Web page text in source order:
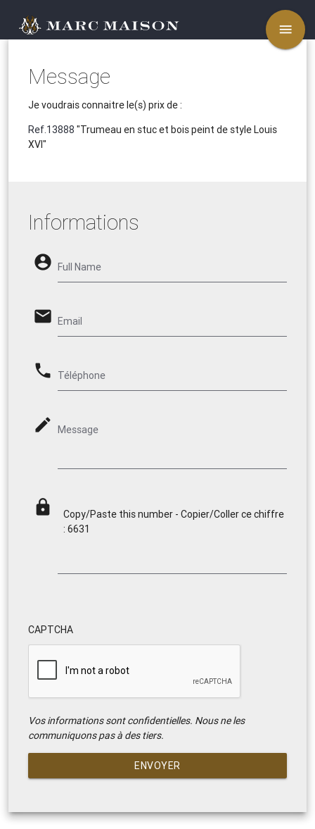
menu
Message
Je voudrais connaitre le(s) prix de :
Ref.13888 "Trumeau en stuc et bois peint de style Louis
XVI"
Informations
account_circle Full Name
email Email
phone Téléphone
mode_edit Message
lock
Copy/Paste this number - Copier/Coller ce chiffre
: 6631
CAPTCHA
Vos informations sont confidentielles. Nous ne les
communiquons pas à des tiers.
ENVOYER